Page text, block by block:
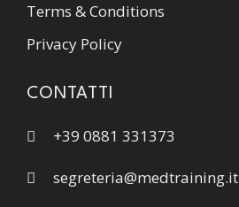
Terms & Conditions
Privacy Policy
CONTATTI
+39 0881 331373
segreteria@medtraining.it